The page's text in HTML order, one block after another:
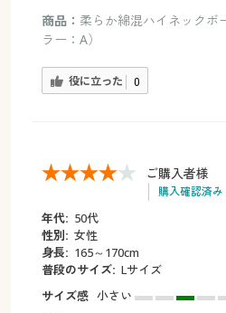
商品： 柔らか綿混ハイネックボ
ラー：A）
役に立った 0
ご購入者様
購入確認済み
年代: 50代
性別: 女性
身長: 165～170cm
普段のサイズ: Lサイズ
サイズ感 小さい